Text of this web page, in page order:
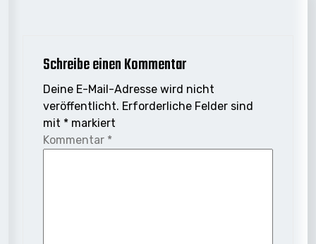
Schreibe einen Kommentar
Deine E-Mail-Adresse wird nicht
veröffentlicht. Erforderliche Felder sind
mit * markiert
Kommentar *